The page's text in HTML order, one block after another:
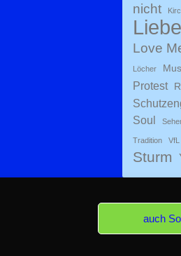
auch
nicht
Liebe
Love
Löcher
Protest
Soul
Tradition
Sturm